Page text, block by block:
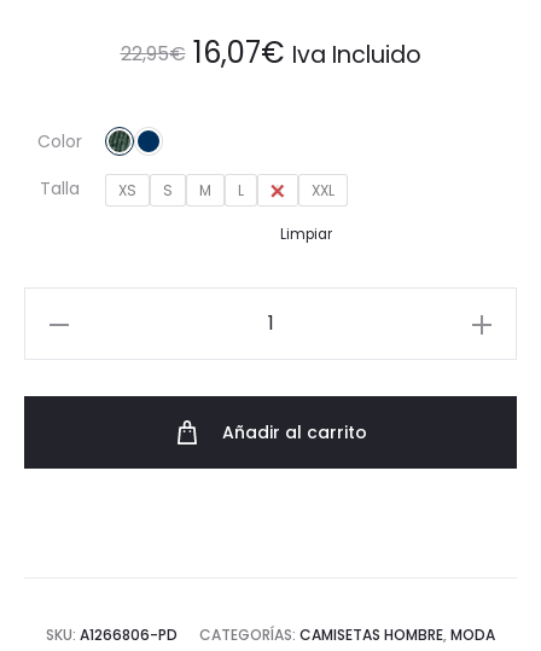
22,95€ El
original
22,95€.
16,07€El
actual
es:
16,07€.
Iva Incluido
Color
Talla
XS S M L XL XXL
Limpiar
Añadir al carrito
SKU: A1266806-PD CATEGORÍAS: CAMISETAS HOMBRE, MODA